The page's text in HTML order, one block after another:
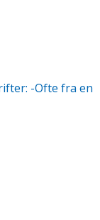
-Ofte fra en